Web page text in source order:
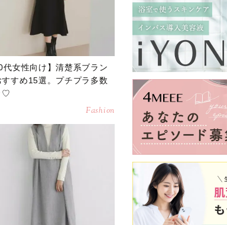
代女性向け】清楚系ブラン
すすめ15選。プチプラ多数
♡
Fashion